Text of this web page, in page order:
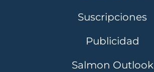
Suscripciones
Publicidad
Salmon Outlook